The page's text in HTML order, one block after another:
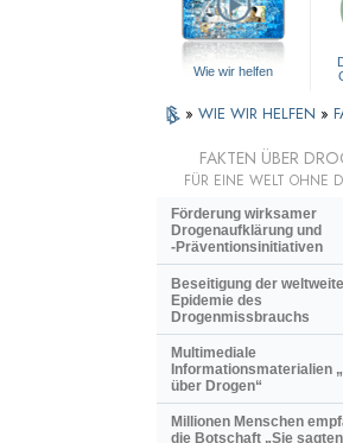
Wie wir helfen
» WIE WIR HELFEN »
FAKTEN ÜBER
FÜR EINE WELT OHNE
Förderung wirksamer
Drogenaufklärung und
-Präventionsinitiativen
Beseitigung der
Epidemie des
Drogenmissbrauchs
Multimediale
Informationsmaterialien
über Drogen“
Millionen Menschen
die Botschaft „Sie sagten